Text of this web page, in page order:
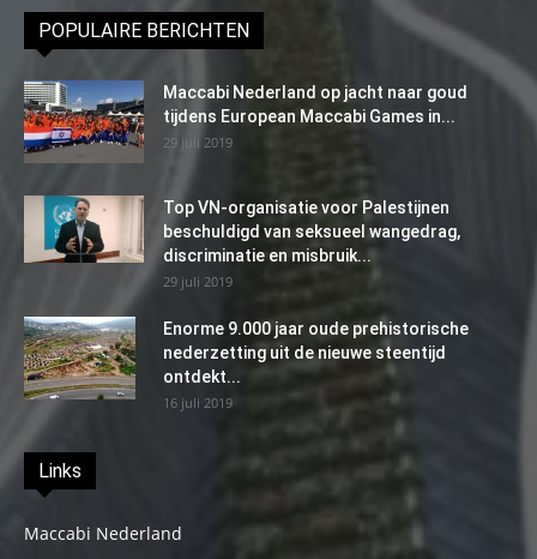
POPULAIRE BERICHTEN
Maccabi Nederland op jacht naar goud
tijdens European Maccabi Games in...
29 juli 2019
Top VN-organisatie voor Palestijnen
beschuldigd van seksueel wangedrag,
discriminatie en misbruik...
29 juli 2019
Enorme 9.000 jaar oude prehistorische
nederzetting uit de nieuwe steentijd
ontdekt...
16 juli 2019
Links
Maccabi Nederland